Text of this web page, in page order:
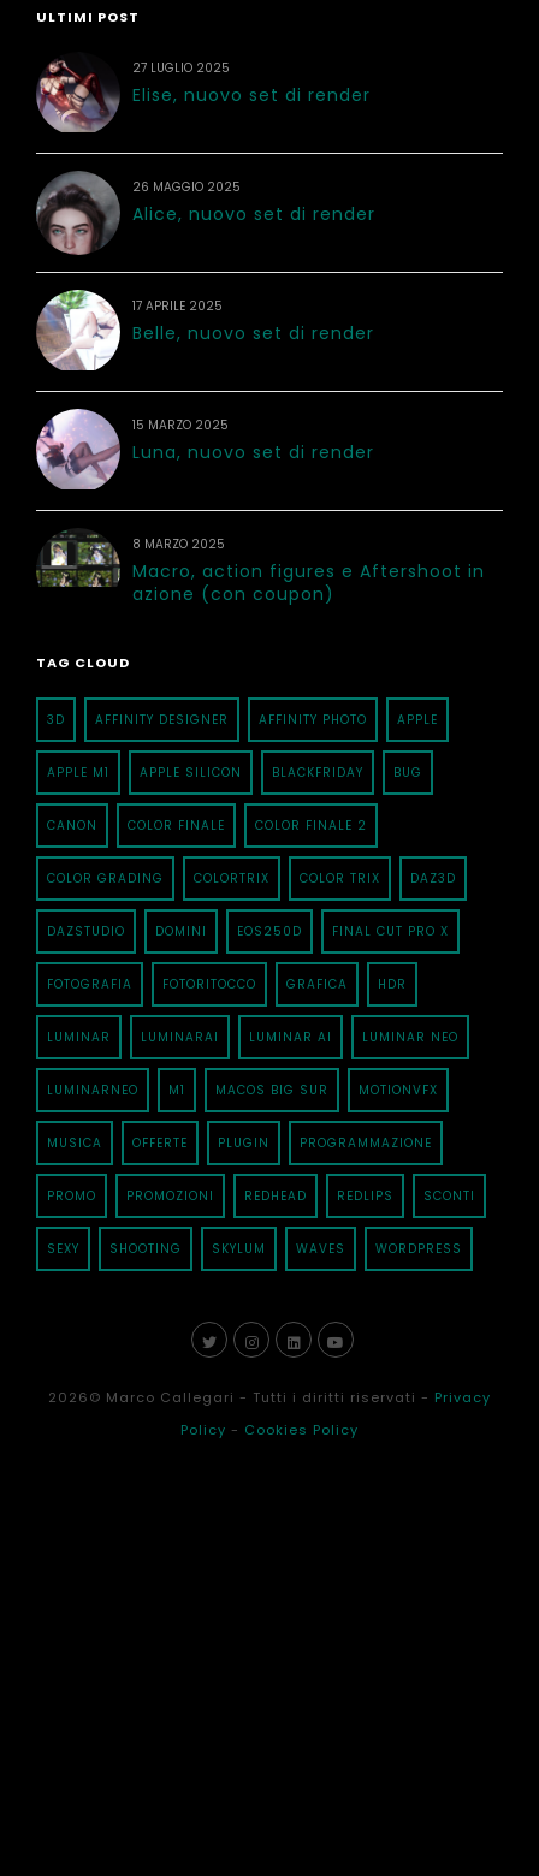
ULTIMI POST
27 LUGLIO 2025
Elise, nuovo set di render
26 MAGGIO 2025
Alice, nuovo set di render
17 APRILE 2025
Belle, nuovo set di render
15 MARZO 2025
Luna, nuovo set di render
8 MARZO 2025
Macro, action figures e Aftershoot in
azione (con coupon)
TAG CLOUD
3D AFFINITY DESIGNER AFFINITY PHOTO APPLE
APPLE M1 APPLE SILICON BLACKFRIDAY BUG
CANON COLOR FINALE COLOR FINALE 2
COLOR GRADING COLORTRIX COLOR TRIX DAZ3D
DAZSTUDIO DOMINI EOS250D FINAL CUT PRO X
FOTOGRAFIA FOTORITOCCO GRAFICA HDR
LUMINAR LUMINARAI LUMINAR AI LUMINAR NEO
LUMINARNEO M1 MACOS BIG SUR MOTIONVFX
MUSICA OFFERTE PLUGIN PROGRAMMAZIONE
PROMO PROMOZIONI REDHEAD REDLIPS SCONTI
SEXY SHOOTING SKYLUM WAVES WORDPRESS
2026© Marco Callegari - Tutti i diritti riservati - Privacy
Policy - Cookies Policy